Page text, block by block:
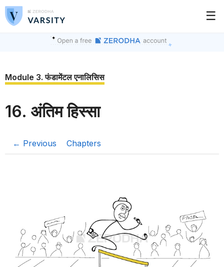
☰
Module 3. फंडामेंटल एनालिसिस
16. अंतिम हिस्सा
← Previous Chapters